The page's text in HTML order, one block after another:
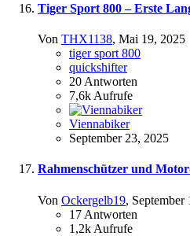
Tiger Sport 800 – Erste
Von THX1138, Mai 19, 2025
tiger sport 800
quickshifter
20 Antworten
7,6k Aufrufe
Viennabiker
September 23, 2025
Rahmenschützer und
Von Ockergelb19, September
17 Antworten
1,2k Aufrufe